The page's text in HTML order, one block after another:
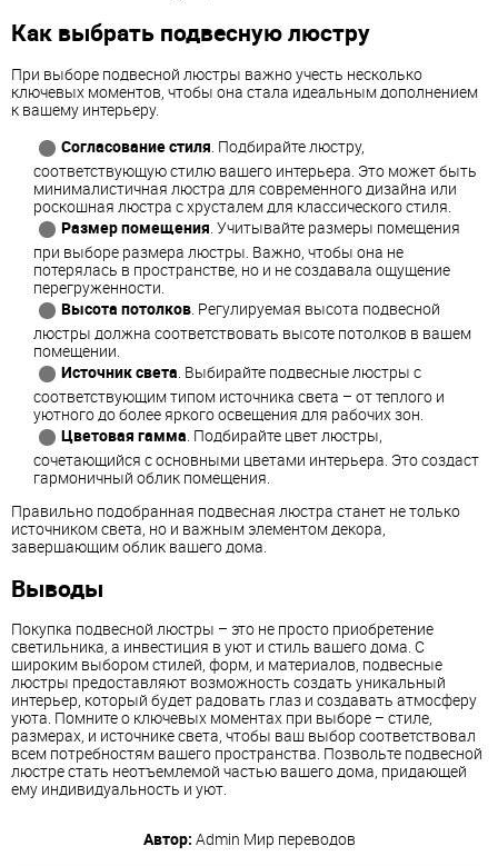
Как выбрать подвесную люстру
При выборе подвесной люстры важно учесть несколько
ключевых моментов, чтобы она стала идеальным дополнением
к вашему интерьеру.
Согласование стиля . Подбирайте люстру,
соответствующую стилю вашего интерьера. Это может быть
минималистичная люстра для современного дизайна или
роскошная люстра с хрусталем для классического стиля.
Размер помещения . Учитывайте размеры помещения
при выборе размера люстры. Важно, чтобы она не
потерялась в пространстве, но и не создавала ощущение
перегруженности.
Высота потолков . Регулируемая высота подвесной
люстры должна соответствовать высоте потолков в вашем
помещении.
Источник света . Выбирайте подвесные люстры с
соответствующим типом источника света – от теплого и
уютного до более яркого освещения для рабочих зон.
Цветовая гамма . Подбирайте цвет люстры,
сочетающийся с основными цветами интерьера. Это создаст
гармоничный облик помещения.
Правильно подобранная подвесная люстра станет не только
источником света, но и важным элементом декора,
завершающим облик вашего дома.
Выводы
Покупка подвесной люстры – это не просто приобретение
светильника, а инвестиция в уют и стиль вашего дома. С
широким выбором стилей, форм, и материалов, подвесные
люстры предоставляют возможность создать уникальный
интерьер, который будет радовать глаз и создавать атмосферу
уюта. Помните о ключевых моментах при выборе – стиле,
размерах, и источнике света, чтобы ваш выбор соответствовал
всем потребностям вашего пространства. Позвольте подвесной
люстре стать неотъемлемой частью вашего дома, придающей
ему индивидуальность и уют.
Автор: Admin Мир переводов